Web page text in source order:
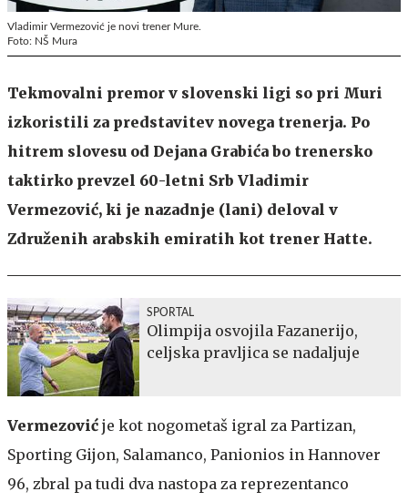
Vladimir Vermezović je novi trener Mure.
Foto: NŠ Mura
Tekmovalni premor v slovenski ligi so pri Muri
izkoristili za predstavitev novega trenerja. Po
hitrem slovesu od Dejana Grabića bo trenersko
taktirko prevzel 60-letni Srb Vladimir
Vermezović, ki je nazadnje (lani) deloval v
Združenih arabskih emiratih kot trener Hatte.
SPORTAL
Olimpija osvojila Fazanerijo,
celjska pravljica se nadaljuje
Vermezović je kot nogometaš igral za Partizan,
Sporting Gijon, Salamanco, Panionios in Hannover
96, zbral pa tudi dva nastopa za reprezentanco